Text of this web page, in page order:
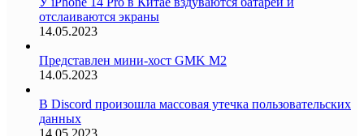
отслаиваются экраны
14.05.2023
Представлен мини-хост GMK M2
14.05.2023
В Discord произошла массовая утечка пользовательских
данных
14.05.2023